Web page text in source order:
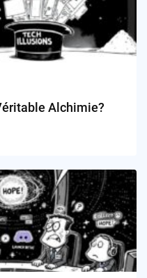
Alchimie?